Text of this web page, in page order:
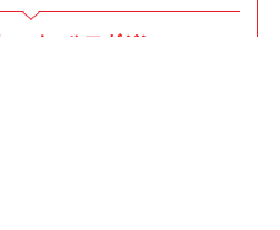
メールマガジン